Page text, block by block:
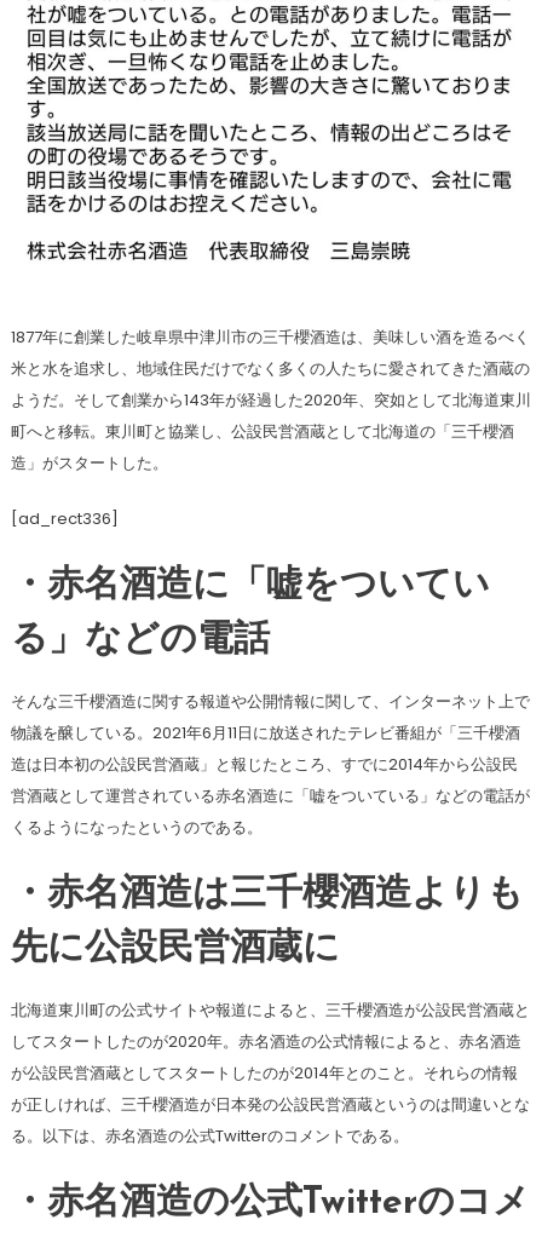
1877年に創業した岐阜県中津川市の三千櫻酒造は、美味しい酒を造るべく
米と水を追求し、地域住民だけでなく多くの人たちに愛されてきた酒蔵の
ようだ。そして創業から143年が経過した2020年、突如として北海道東川
町へと移転。東川町と協業し、公設民営酒蔵として北海道の「三千櫻酒
造」がスタートした。
[ad_rect336]
・赤名酒造に「嘘をついてい
る」などの電話
そんな三千櫻酒造に関する報道や公開情報に関して、インターネット上で
物議を醸している。2021年6月11日に放送されたテレビ番組が「三千櫻酒
造は日本初の公設民営酒蔵」と報じたところ、すでに2014年から公設民
営酒蔵として運営されている赤名酒造に「嘘をついている」などの電話が
くるようになったというのである。
・赤名酒造は三千櫻酒造よりも
先に公設民営酒蔵に
北海道東川町の公式サイトや報道によると、三千櫻酒造が公設民営酒蔵と
してスタートしたのが2020年。赤名酒造の公式情報によると、赤名酒造
が公設民営酒蔵としてスタートしたのが2014年とのこと。それらの情報
が正しければ、三千櫻酒造が日本発の公設民営酒蔵というのは間違いとな
る。以下は、赤名酒造の公式Twitterのコメントである。
・赤名酒造の公式Twitterのコメ